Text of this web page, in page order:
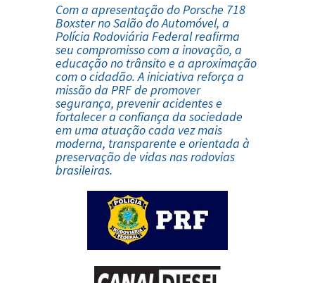
Com a apresentação do Porsche 718
Boxster no Salão do Automóvel, a
Polícia Rodoviária Federal reafirma
seu compromisso com a inovação, a
educação no trânsito e a aproximação
com o cidadão. A iniciativa reforça a
missão da PRF de promover
segurança, prevenir acidentes e
fortalecer a confiança da sociedade
em uma atuação cada vez mais
moderna, transparente e orientada à
preservação de vidas nas rodovias
brasileiras.